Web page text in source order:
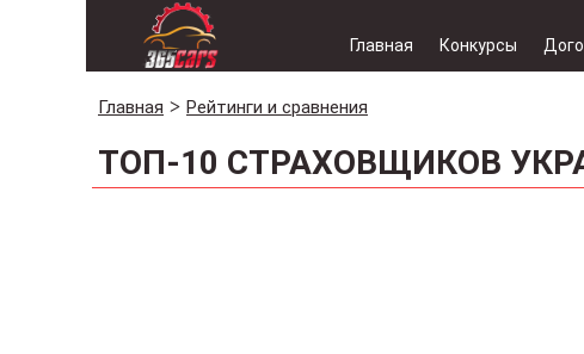
Главная Конкурсы
Главная Рейтинги и сравнения
ТОП-10 СТРАХОВЩИКОВ